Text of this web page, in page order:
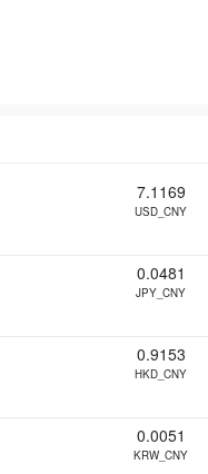
7.1169
USD_CNY
0.0481
JPY_CNY
0.9153
HKD_CNY
0.0051
KRW_CNY